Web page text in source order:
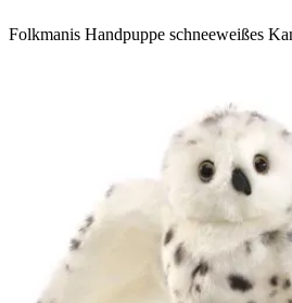
Folkmanis Handpuppe schneeweißes